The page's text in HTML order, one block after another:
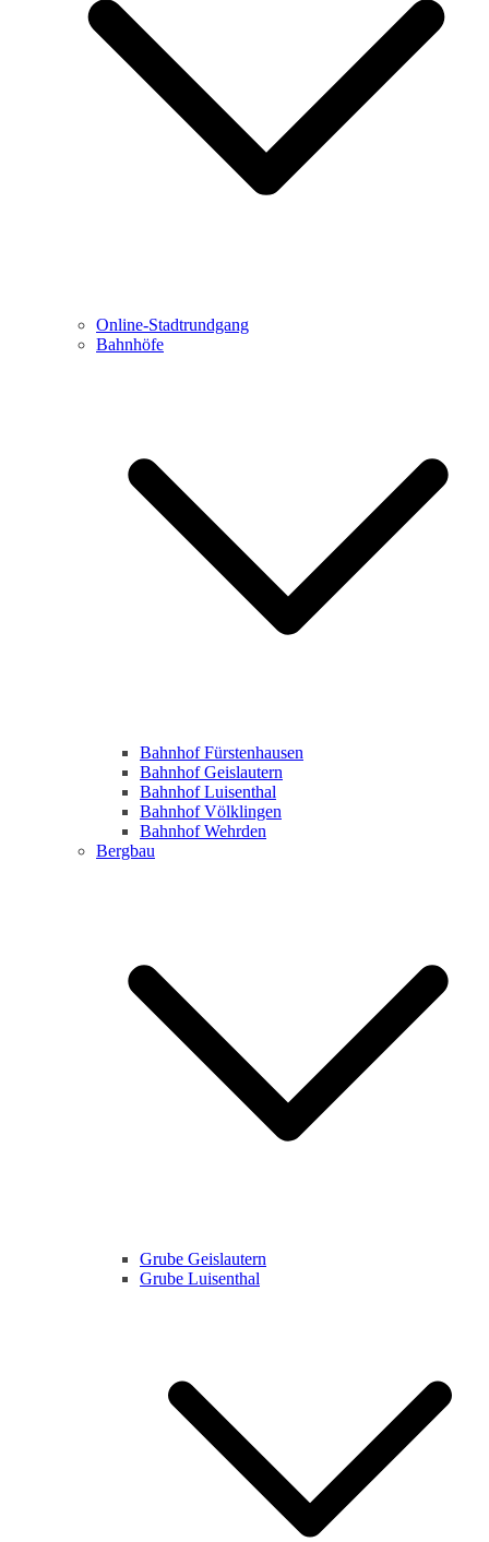
Online-Stadtrundgang
Bahnhöfe
Bahnhof Fürstenhausen
Bahnhof Geislautern
Bahnhof Luisenthal
Bahnhof Völklingen
Bahnhof Wehrden
Bergbau
Grube Geislautern
Grube Luisenthal